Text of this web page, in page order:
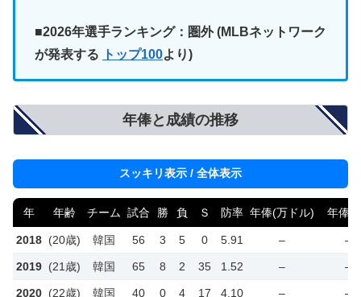
■2026年選手ランキング：圏外 (MLBネットワーク
が発表する
トップ100より)
年俸と成績の推移
スッキリ表示 / 全体表示
年 年齢 チーム 試合 勝 負 Ｓ 防率 年俸(万ドル) 年俸(
2018 (20歳) 韓国 56 3 5 0 5.91 – –
2019 (21歳) 韓国 65 8 2 35 1.52 – –
2020 (22歳) 韓国 40 0 4 17 4.10 – –